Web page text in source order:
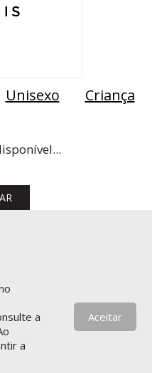
a
a
Aceitar
Unisexo Criança